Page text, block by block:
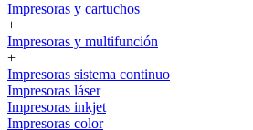
Impresoras y cartuchos
+
Impresoras y multifunción
+
Impresoras sistema continuo
Impresoras láser
Impresoras inkjet
Impresoras color